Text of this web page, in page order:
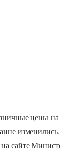
цены на
сайте